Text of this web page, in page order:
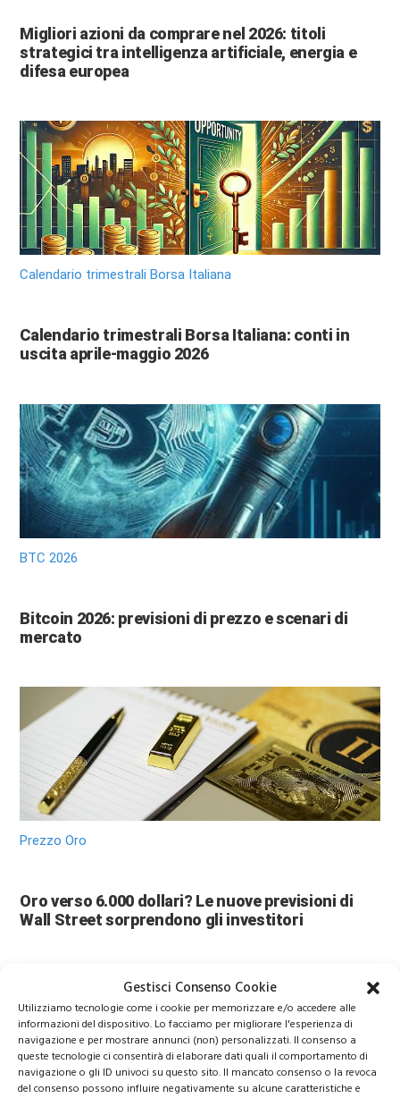
Gestisci Consenso Cookie
Utilizziamo tecnologie come i cookie per memorizzare e/o accedere alle
informazioni del dispositivo. Lo facciamo per migliorare l'esperienza di
navigazione e per mostrare annunci (non) personalizzati. Il consenso a
queste tecnologie ci consentirà di elaborare dati quali il comportamento di
navigazione o gli ID univoci su questo sito. Il mancato consenso o la revoca
del consenso possono influire negativamente su alcune caratteristiche e
Migliori azioni da comprare nel 2026: titoli
strategici tra intelligenza artificiale, energia e
difesa europea
Calendario trimestrali Borsa Italiana
Calendario trimestrali Borsa Italiana: conti in
uscita aprile-maggio 2026
BTC 2026
Bitcoin 2026: previsioni di prezzo e scenari di
mercato
Prezzo Oro
Oro verso 6.000 dollari? Le nuove previsioni di
Wall Street sorprendono gli investitori